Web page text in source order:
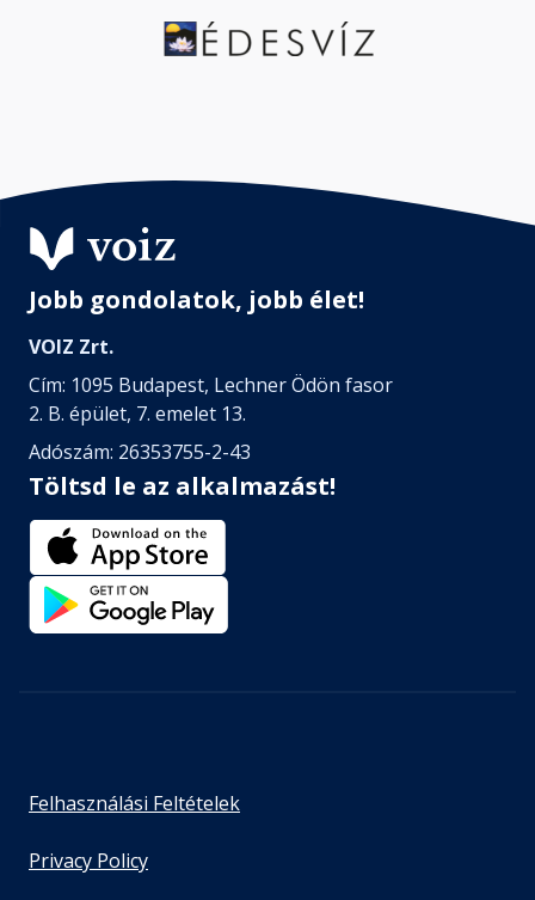
Jobb gondolatok, jobb élet!
VOIZ Zrt.
Cím: 1095 Budapest, Lechner Ödön fasor
2. B. épület, 7. emelet 13.
Adószám: 26353755-2-43
Töltsd le az alkalmazást!
Felhasználási Feltételek
Privacy Policy